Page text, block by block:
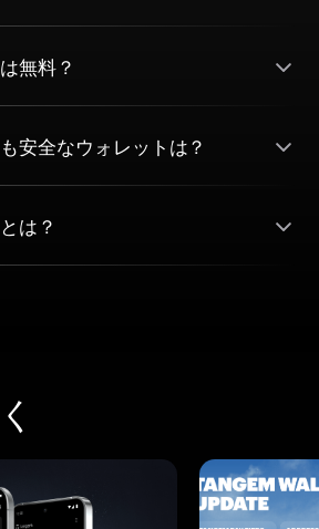
無料？
安全なウォレットは？
は？